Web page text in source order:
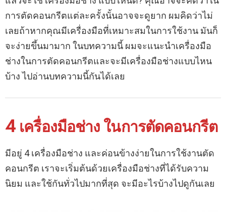
การตัดคอนกรีตแต่ละครั้งนั้นอาจจะดูยาก ผมคิดว่าไม่
เลยถ้าหากคุณมีเครื่องมือที่เหมาะสมในการใช้งาน มันก็
จะง่ายขึ้นมามาก ในบทความนี้ ผมจะแนะนำเครื่องมือ
ช่างในการตัดคอนกรีตและจะมีเครื่องมือช่างแบบไหน
บ้าง ไปอ่านบทความนี้กันได้เลย
4 เครื่องมือช่าง ในการตัดคอนกรีต
มีอยู่ 4 เครื่องมือช่าง และค่อนข้างง่ายในการใช้งานตัด
คอนกรีต เราจะเริ่มต้นด้วยเครื่องมือช่างที่ได้รับความ
นิยม และใช้กันทั่วไปมากที่สุด จะมีอะไรบ้างไปดูกันเลย